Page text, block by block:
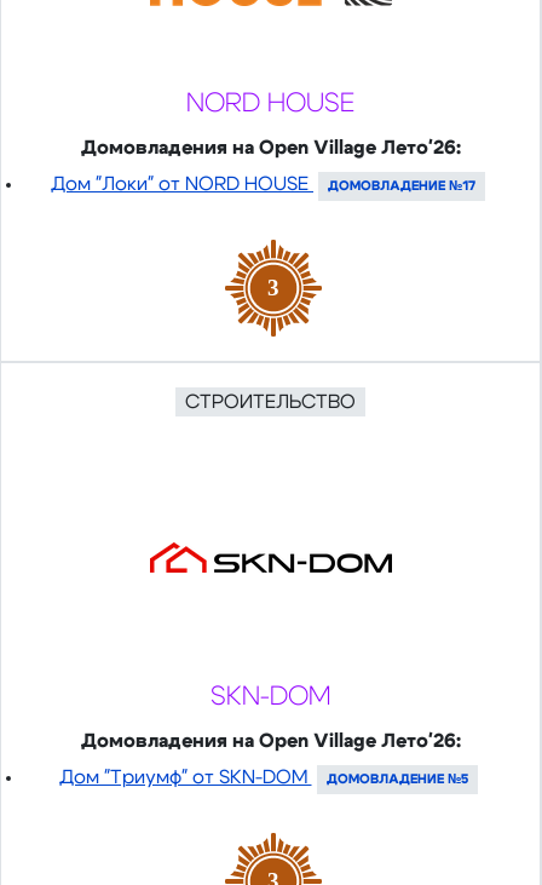
NORD HOUSE
Домовладения на Open Village Лето'26:
Дом "Локи" от NORD HOUSE
ДОМОВЛАДЕНИЕ №17
3
СТРОИТЕЛЬСТВО
SKN-DOM
Домовладения на Open Village Лето'26:
Дом "Триумф" от SKN-DOM
ДОМОВЛАДЕНИЕ №5